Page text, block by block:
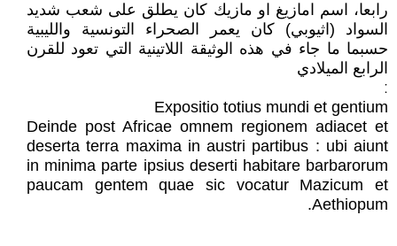
رابعا، اسم امازيغ او مازيك كان يطلق على شعب شديد
السواد (اثيوبي) كان يعمر الصحراء التونسية والليبية
حسبما ما جاء في هذه الوثيقة اللاتينية التي تعود للقرن
الرابع الميلادي
ː
Expositio totius mundi et gentium
Deinde post Africae omnem regionem adiacet et
deserta terra maxima in austri partibus : ubi aiunt
in minima parte ipsius deserti habitare barbarorum
paucam gentem quae sic vocatur Mazicum et
Aethiopum.